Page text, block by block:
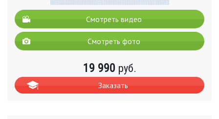
Смотреть видео
Смотреть фото
19 990 руб.
Заказать